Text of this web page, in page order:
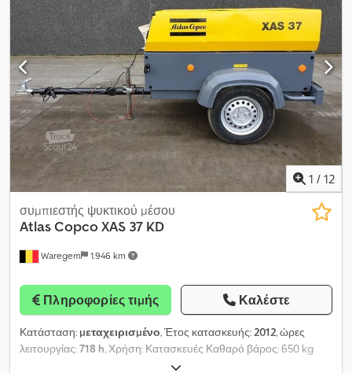
1 / 12
Waregem 1.946 km
συμπιεστής ψυκτικού μέσου
Atlas CopcoXAS 37 KD
Πληροφορίες τιμής Καλέστε
Κατάσταση: μεταχειρισμένο, Έτος κατασκευής:2012, ώρες
λειτουργίας:718 h, Χρήση: Κατασκευές Καθαρό βάρος: 650 kg
Μάρκα κινητήρα: Kubota D905 Dsdpfxjytt I He Amtjkr Παροχή: 2